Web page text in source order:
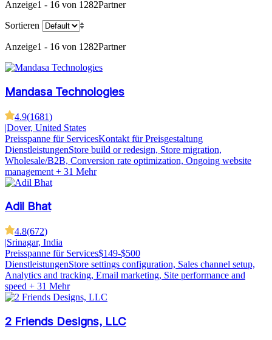
Anzeige1 - 16 von 1282Partner
Sortieren
Anzeige1 - 16 von 1282Partner
Mandasa Technologies
4.9(1681)
|Dover, United States
Preisspanne für ServicesKontakt für Preisgestaltung
DienstleistungenStore build or redesign, Store migration,
Wholesale/B2B, Conversion rate optimization, Ongoing website
management + 31 Mehr
Adil Bhat
4.8(672)
|Srinagar, India
Preisspanne für Services$149-$500
DienstleistungenStore settings configuration, Sales channel setup,
Analytics and tracking, Email marketing, Site performance and
speed + 31 Mehr
2 Friends Designs, LLC